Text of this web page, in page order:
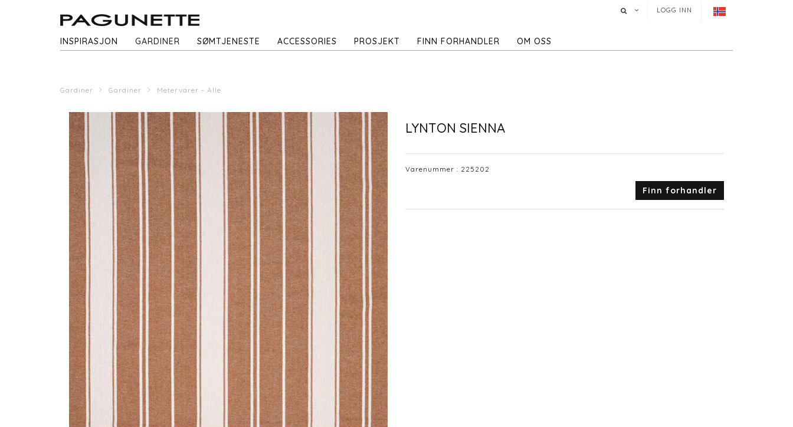
LOGG INN
INSPIRASJON GARDINER SØMTJENESTE ACCESSORIES PROSJEKT FINN FORHANDLER OM OSS
Gardiner Gardiner Metervarer - Alle
LYNTON SIENNA
Varenummer : 225202
Finn forhandler